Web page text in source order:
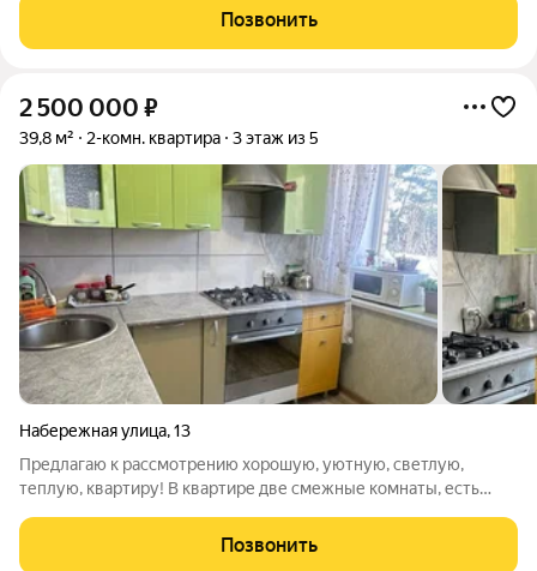
комплекса, который носит название «ПИОНЕР», созданы все
условия для отдыха на свежем
Позвонить
2 500 000 ₽
39,8 м² 2-комн. квартира 3 этаж из 5
Набережная улица,13
Предлагаю к рассмотрению хорошую, уютную, светлую,
теплую, квартиру! В квартире две смежные комнаты, есть
квартире косметический ремонт, поменяна проводка,
сантехника, окна. двери. Окна квартиры
Позвонить